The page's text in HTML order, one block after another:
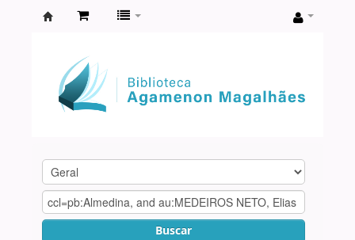
Agamenon
Magalhães
Buscar